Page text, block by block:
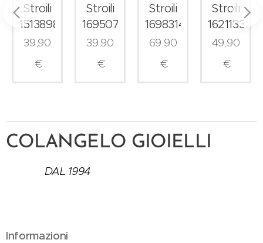
Stroili
1513898
39,90
€
Stroili
1695075
39,90
€
Stroili
1698314
69,90
€
Stroili
1621133
49,90
€
COLANGELO GIOIELLI
DAL 1994
Informazioni